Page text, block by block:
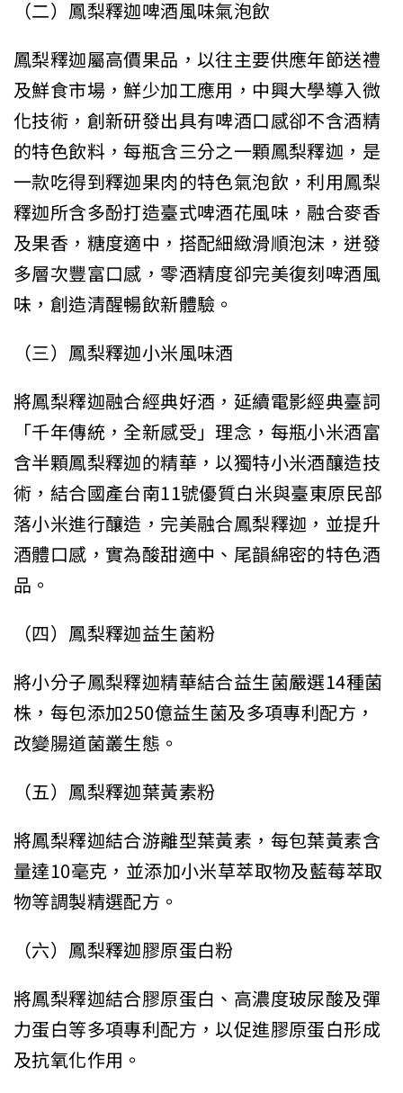
（二）鳳梨釋迦啤酒風味氣泡飲
鳳梨釋迦屬高價果品，以往主要供應年節送禮
及鮮食市場，鮮少加工應用，中興大學導入微
化技術，創新研發出具有啤酒口感卻不含酒精
的特色飲料，每瓶含三分之一顆鳳梨釋迦，是
一款吃得到釋迦果肉的特色氣泡飲，利用鳳梨
釋迦所含多酚打造臺式啤酒花風味，融合麥香
及果香，糖度適中，搭配細緻滑順泡沫，迸發
多層次豐富口感，零酒精度卻完美復刻啤酒風
味，創造清醒暢飲新體驗。
（三）鳳梨釋迦小米風味酒
將鳳梨釋迦融合經典好酒，延續電影經典臺詞
「千年傳統，全新感受」理念，每瓶小米酒富
含半顆鳳梨釋迦的精華，以獨特小米酒釀造技
術，結合國產台南11號優質白米與臺東原民部
落小米進行釀造，完美融合鳳梨釋迦，並提升
酒體口感，實為酸甜適中、尾韻綿密的特色酒
品。
（四）鳳梨釋迦益生菌粉
將小分子鳳梨釋迦精華結合益生菌嚴選14種菌
株，每包添加250億益生菌及多項專利配方，
改變腸道菌叢生態。
（五）鳳梨釋迦葉黃素粉
將鳳梨釋迦結合游離型葉黃素，每包葉黃素含
量達10毫克，並添加小米草萃取物及藍莓萃取
物等調製精選配方。
（六）鳳梨釋迦膠原蛋白粉
將鳳梨釋迦結合膠原蛋白、高濃度玻尿酸及彈
力蛋白等多項專利配方，以促進膠原蛋白形成
及抗氧化作用。